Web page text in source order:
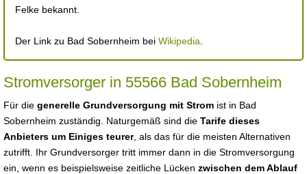
Felke bekannt.
Der Link zu Bad Sobernheim bei Wikipedia
Stromversorger in 55566 Bad Sobernheim
Für die generelle Grundversorgung mit Strom ist in Bad
Sobernheim zuständig. Naturgemäß sind die Tarife dieses
Anbieters um Einiges teurer, als das für die meisten Alternativen
zutrifft. Ihr Grundversorger tritt immer dann in die Stromversorgung
ein, wenn es beispielsweise zeitliche Lücken zwischen dem Ablauf